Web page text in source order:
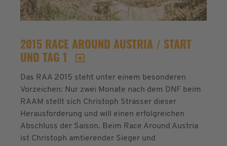
2015 RACE AROUND AUSTRIA / START
UND TAG 1
Das RAA 2015 steht unter einem besonderen
Vorzeichen: Nur zwei Monate nach dem DNF beim
RAAM stellt sich Christoph Strasser dieser
Herausforderung und will einen erfolgreichen
Abschluss der Saison. Beim Race Around Austria
ist Christoph amtierender Sieger und